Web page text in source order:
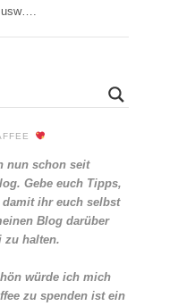
nun schon seit
Gebe euch Tipps,
ihr euch selbst
Blog darüber
zu halten.
würde ich mich
zu spenden ist ein